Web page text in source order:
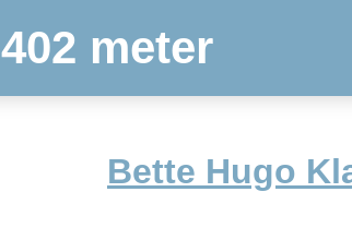
402 meter
Bette Hugo